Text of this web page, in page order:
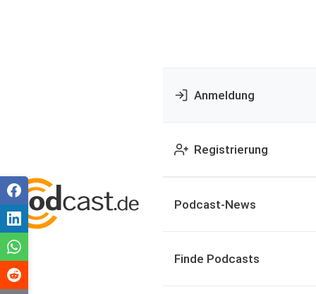
Anmeldung
Registrierung
Podcast-News
Finde Podcasts